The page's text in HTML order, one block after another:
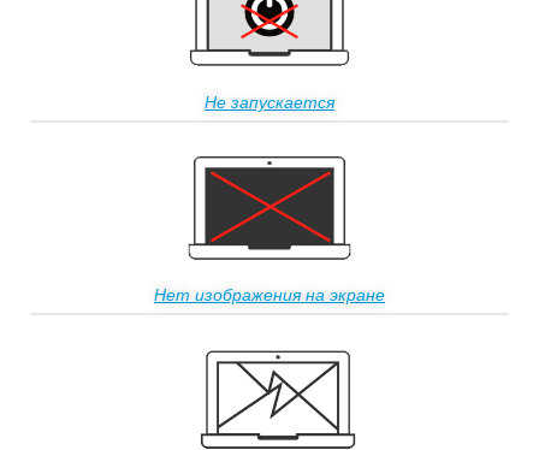
Не запускается
Нет изображения на экране